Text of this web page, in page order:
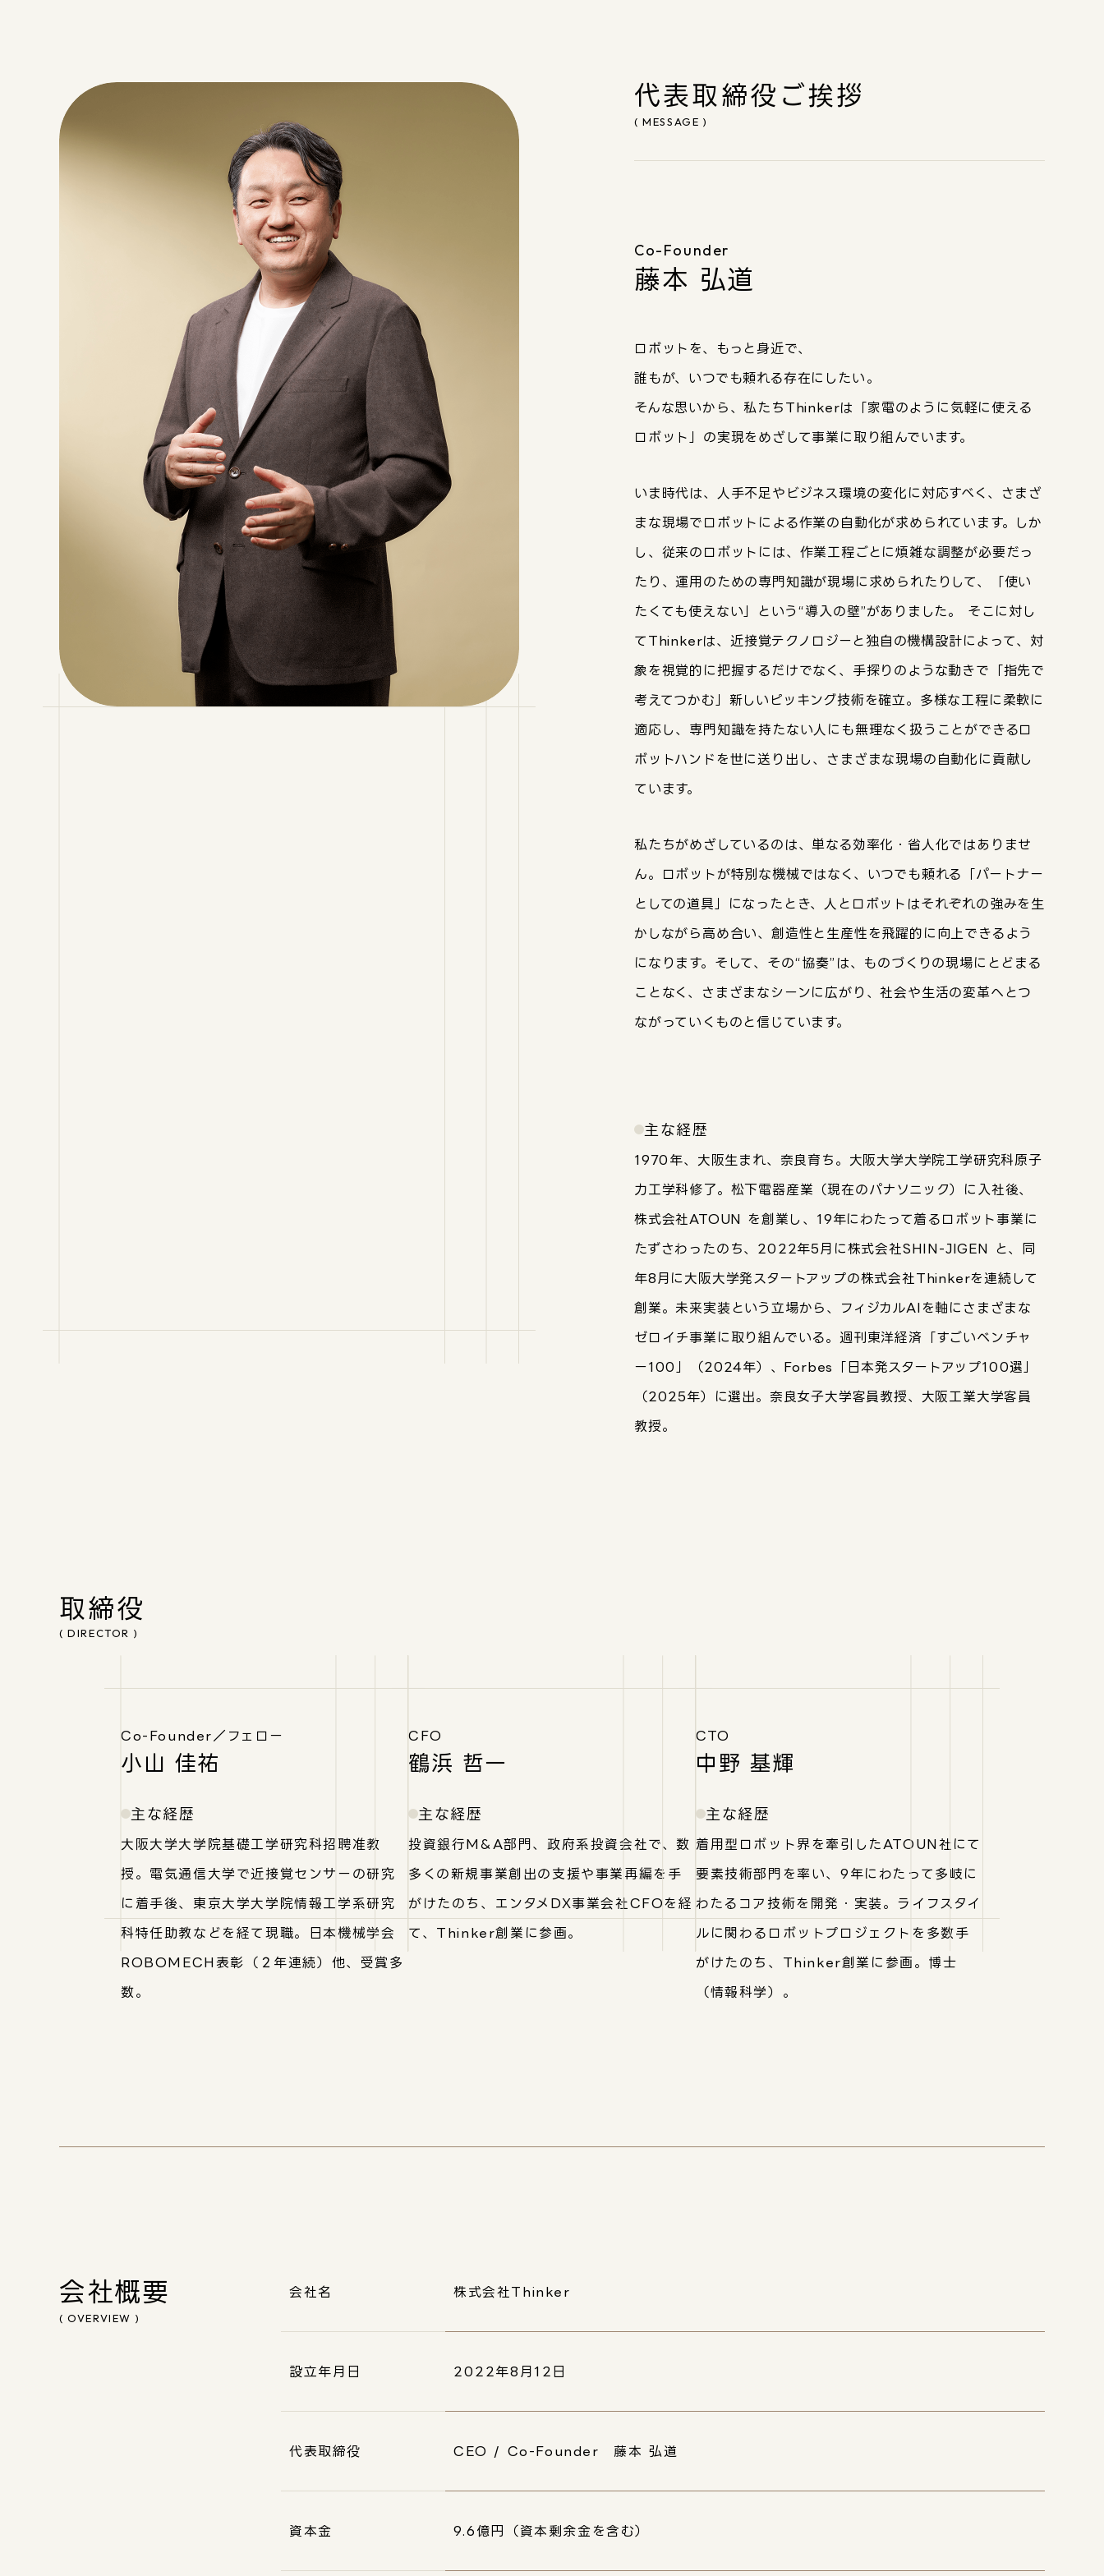
代表取締役ご挨拶
( MESSAGE )
Co-Founder
藤本 弘道
ロボットを、もっと身近で、
誰もが、いつでも頼れる存在にしたい──。
そんな思いから、私たちThinkerは「家電のように気軽に使える
ロボット」の実現をめざして事業に取り組んでいます。
いま時代は、人手不足やビジネス環境の変化に対応すべく、さまざ
まな現場でロボットによる作業の自動化が求められています。しか
し、従来のロボットには、作業工程ごとに煩雑な調整が必要だっ
たり、運用のための専門知識が現場に求められたりして、「使い
たくても使えない」という“導入の壁”がありました。 そこに対し
てThinkerは、近接覚テクノロジーと独自の機構設計によって、対
象を視覚的に把握するだけでなく、手探りのような動きで「指先で
考えてつかむ」新しいピッキング技術を確立。多様な工程に柔軟に
適応し、専門知識を持たない人にも無理なく扱うことができるロ
ボットハンドを世に送り出し、さまざまな現場の自動化に貢献し
ています。
私たちがめざしているのは、単なる効率化・省人化ではありませ
ん。ロボットが特別な機械ではなく、いつでも頼れる「パートナー
としての道具」になったとき、人とロボットはそれぞれの強みを生
かしながら高め合い、創造性と生産性を飛躍的に向上できるよう
になります。そして、その“協奏”は、ものづくりの現場にとどまる
ことなく、さまざまなシーンに広がり、社会や生活の変革へとつ
ながっていくものと信じています。
主な経歴
1970年、大阪生まれ、奈良育ち。大阪大学大学院工学研究科原子
力工学科修了。松下電器産業（現在のパナソニック）に入社後、
株式会社ATOUN を創業し、19年にわたって着るロボット事業に
たずさわったのち、2022年5月に株式会社SHIN-JIGEN と、同
年8月に大阪大学発スタートアップの株式会社Thinkerを連続して
創業。未来実装という立場から、フィジカルAIを軸にさまざまな
ゼロイチ事業に取り組んでいる。週刊東洋経済「すごいベンチャ
ー100」（2024年）、Forbes「日本発スタートアップ100選」
（2025年）に選出。奈良女子大学客員教授、大阪工業大学客員
教授。
取締役
( DIRECTOR )
Co-Founder／フェロー
小山 佳祐
主な経歴
大阪大学大学院基礎工学研究科招聘准教
授。電気通信大学で近接覚センサーの研究
に着手後、東京大学大学院情報工学系研究
科特任助教などを経て現職。日本機械学会
ROBOMECH表彰（２年連続）他、受賞多
数。
CFO
鶴浜 哲一
主な経歴
投資銀行M&A部門、政府系投資会社で、数
多くの新規事業創出の支援や事業再編を手
がけたのち、エンタメDX事業会社CFOを経
て、Thinker創業に参画。
CTO
中野 基輝
主な経歴
着用型ロボット界を牽引したATOUN社にて
要素技術部門を率い、9年にわたって多岐に
わたるコア技術を開発・実装。ライフスタイ
ルに関わるロボットプロジェクトを多数手
がけたのち、Thinker創業に参画。博士
（情報科学）。
会社概要
( OVERVIEW )
会社名 株式会社Thinker
設立年月日 2022年8月12日
代表取締役 CEO / Co-Founder 藤本 弘道
資本金 9.6億円（資本剰余金を含む）